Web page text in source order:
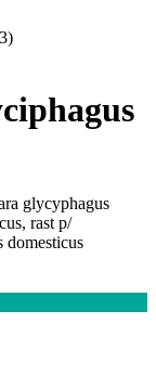
glycyphagus
rast p/
domesticus